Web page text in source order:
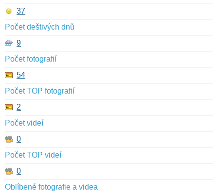
37
Počet deštivých dnů
9
Počet fotografií
54
Počet TOP fotografií
2
Počet videí
0
Počet TOP videí
0
Oblíbené fotografie a videa